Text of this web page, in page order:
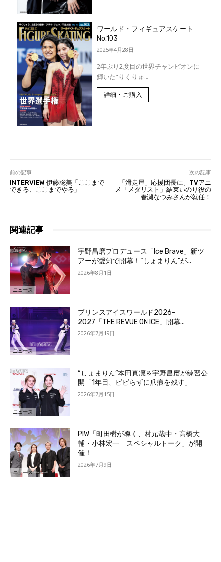
ワールド・フィギュアスケート
No.103
2025年4月28日
2年ぶり2度目の世界チャンピオンに
輝いた”りくりゅ...
詳細・ご購入
前の記事
INTERVIEW 伊藤聡美「ここまで
できる、ここまでやる」
次の記事
「滑走屋」応援団長に、TVアニ
メ「メダリスト」結束いのり役の
春瀬なつみさんが就任！
関連記事
ニュース
宇野昌磨プロデュース「Ice Brave」新ツ
アーが愛知で開幕！“しょまりん”が...
2026年8月1日
ニュース
プリンスアイスワールド2026-
2027「THE REVUE ON ICE」開幕...
2026年7月19日
ニュース
“しょまりん”本田真凜＆宇野昌磨が練習公
開「1年目、ビビらずに爪痕を残す」
2026年7月15日
ニュース
PIW「町田樹が導く、村元哉中・高橋大
輔・小林宏一 スペシャルトーク」が開
催！
2026年7月9日